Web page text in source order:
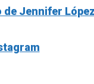
Jennifer